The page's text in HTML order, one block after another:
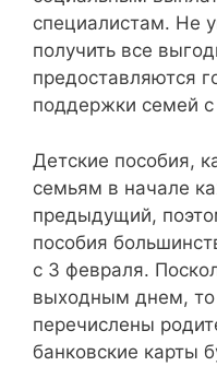
специалистам. Не
получить все
предоставляются
поддержки семей
Детские пособия,
семьям в начале
предыдущий,
пособия
с 3 февраля.
выходным днем, то
перечислены
банковские карты